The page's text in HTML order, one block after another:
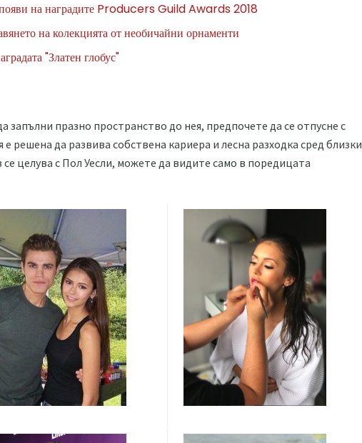
на наградите Producers Guild Awards 2018
на колекцията от необичайни орнаменти
"Златен глобус"
празно пространство до нея, предпочете да се отпусне с
решена да развива собствена кариера и лесна разходка сред близки
целува с Пол Уесли, можете да видите само в поредицата